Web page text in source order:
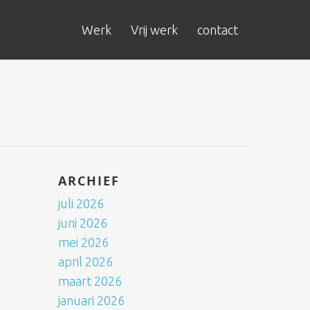
Werk Vrij werk contact
ARCHIEF
juli 2026
juni 2026
mei 2026
april 2026
maart 2026
januari 2026